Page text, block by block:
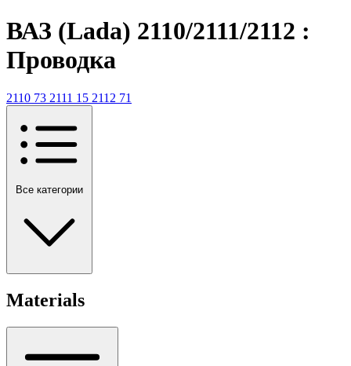
ВАЗ (Lada) 2110/2111/2112 :
Проводка
2110 73 2111 15 2112 71
Все категории
Materials